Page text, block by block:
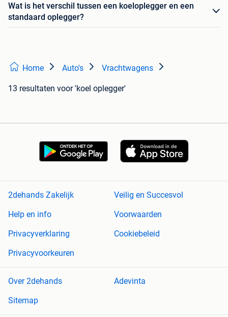
Wat is het verschil tussen een koeloplegger en een
standaard oplegger?
Home Auto's Vrachtwagens
13 resultaten voor 'koel oplegger'
2dehands Zakelijk
Veilig en Succesvol
Help en info
Voorwaarden
Privacyverklaring
Cookiebeleid
Privacyvoorkeuren
Over 2dehands
Adevinta
Sitemap